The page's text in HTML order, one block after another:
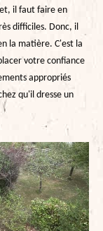
il faut faire en
difficiles. Donc, il
la matière. C'est la
votre confiance
appropriés
qu'il dresse un